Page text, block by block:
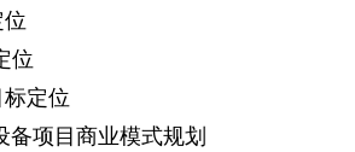
位
定位
备项目商业模式规划